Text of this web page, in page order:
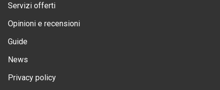
Servizi offerti
Opinioni e recensioni
Guide
News
Privacy policy